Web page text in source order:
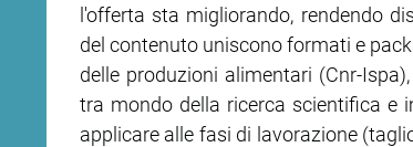
l'offerta sta migliorando, rendendo
del contenuto uniscono formati e
delle produzioni alimentari (Cnr-
tra mondo della ricerca scientifica e
applicare alle fasi di lavorazione